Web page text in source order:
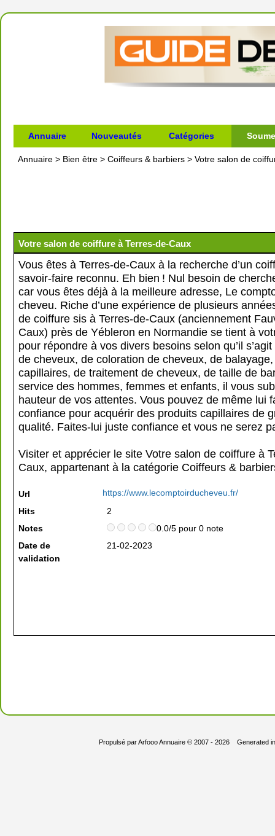
Annuaire Nouveautés Catégories
Annuaire > Bien être > Coiffeurs & barbiers > Votre salon de
Votre salon de coiffure à Terres-de-Caux
Vous êtes à Terres-de-Caux à la recherche d’un
savoir-faire reconnu. Eh bien ! Nul besoin de
car vous êtes déjà à la meilleure adresse, Le
cheveu. Riche d’une expérience de plusieurs
de coiffure sis à Terres-de-Caux (anciennement
Caux) près de Yébleron en Normandie se tient à
pour répondre à vos divers besoins selon qu’il
de cheveux, de coloration de cheveux, de
capillaires, de traitement de cheveux, de taille de
service des hommes, femmes et enfants, il vous
hauteur de vos attentes. Vous pouvez de même lui
confiance pour acquérir des produits capillaires de
qualité. Faites-lui juste confiance et vous ne serez
Visiter et apprécier le site Votre salon de coiffure à
Caux, appartenant à la catégorie Coiffeurs &
Url
https://www.lecomptoirducheveu.fr/
Hits
2
Notes
0.0/5 pour 0 note
Date de
validation
21-02-2023
Propulsé parArfooo Annuaire© 2007 - 2026 Generated